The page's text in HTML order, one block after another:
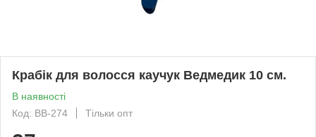
Крабік для волосся каучук Ведмедик 10 см.
В наявності
Код: ВВ-274
Тільки опт